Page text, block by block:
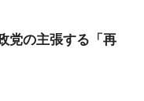
党の主張する「再